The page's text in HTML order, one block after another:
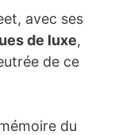
avec ses
de luxe,
de ce
du